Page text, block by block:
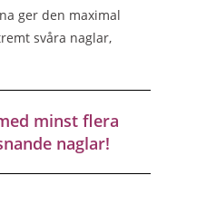
ger den maximal
svåra naglar,
minst flera
naglar!